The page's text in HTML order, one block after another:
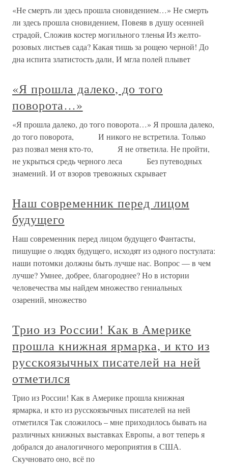
«Не смерть ли здесь прошла сновидением…» Не смерть
ли здесь прошла сновидением, Повеяв в душу осенней
страдой, Сложив костер могильного тленья Из желто-
розовых листьев сада? Какая тишь за рощею черной! До
дна испита златистость дали, И мгла полей плывет
«Я прошла далеко, до того
поворота…»
«Я прошла далеко, до того поворота…» Я прошла далеко,
до того поворота, И никого не встретила. Только
раз позвал меня кто-то, Я не ответила. Не пройти,
не укрыться средь черного леса Без путеводных
знамений. И от взоров тревожных скрывает
Наш современник перед лицом
будущего
Наш современник перед лицом будущего Фантасты,
пишущие о людях будущего, исходят из одного постулата:
наши потомки должны быть лучше нас. Вопрос — в чем
лучше? Умнее, добрее, благороднее? Но в истории
человечества мы найдем множество гениальных
озарений, множество
Трио из России! Как в Америке
прошла книжная ярмарка, и кто из
русскоязычных писателей на ней
отметился
Трио из России! Как в Америке прошла книжная
ярмарка, и кто из русскоязычных писателей на ней
отметился Так сложилось – мне приходилось бывать на
различных книжных выставках Европы, а вот теперь я
добрался до аналогичного мероприятия в США.
Скучновато оно, всё по